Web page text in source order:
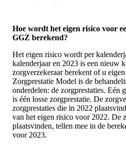
Hoe wordt het eigen risico voor
GGZ berekend?
Het eigen risico wordt per
kalenderjaar en 2023 is een nieuw
zorgverzekeraar berekent of u
Zorgprestatie Model is de
onderdelen: de zorgprestaties. Eén
is één losse zorgprestatie. De
zorgprestaties die in 2022
van het eigen risico voor 2022. De
plaatsvinden, tellen mee in de
voor 2023.